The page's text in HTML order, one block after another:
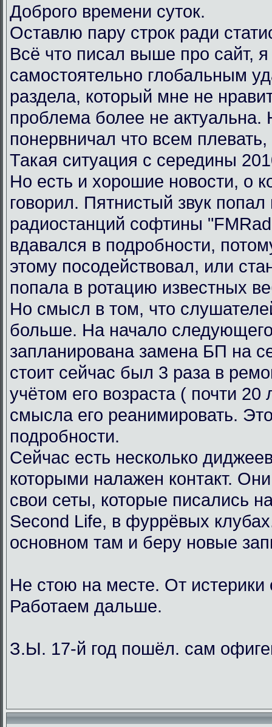
Доброго времени суток.
Оставлю пару строк ради
Всё что писал выше про сайт,
самостоятельно глобальным
раздела, который мне не
проблема более не актуальна.
понервничал что всем
Такая ситуация с середины
Но есть и хорошие новости, о
говорил. Пятнистый звук попал
радиостанций софтины
вдавался в подробности,
этому посодействовал, или
попала в ротацию известных
Но смысл в том, что
больше. На начало
запланирована замена БП на
стоит сейчас был 3 раза в
учётом его возраста ( почти 20
смысла его реанимировать.
подробности.
Сейчас есть несколько
которыми налажен контакт.
свои сеты, которые писались
Second Life, в фуррёвых
основном там и беру новые
Не стою на месте. От истерики
Работаем дальше.
З.Ы. 17-й год пошёл. сам